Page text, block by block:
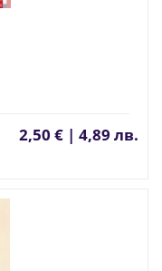
2,50 € | 4,89 лв.